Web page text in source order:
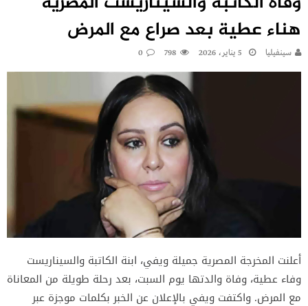
هناء عطية بعد صراع مع المرض
سينفيليا 5 يناير، 2026 798
0
أعلنت المخرجة المصرية جميلة ويفي، ابنة الكاتبة والسيناريست
وفاء عطية، وفاة والدتها يوم السبت، بعد رحلة طويلة من المعاناة
مع المرض. واكتفت ويفي بالإعلان عن الخبر بكلمات موجزة عبر